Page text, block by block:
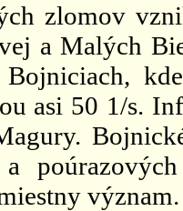
zlomov
a Malých
asi 50 1/s.